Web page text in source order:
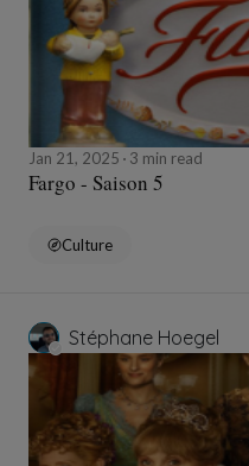
Jan 21, 2025 3 min read
Fargo - Saison 5
Culture
Stéphane Hoegel